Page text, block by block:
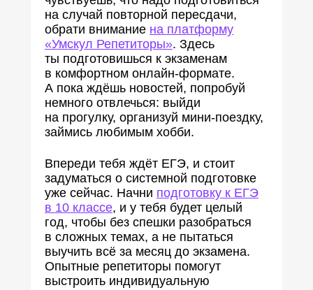
на случай повторной пересдачи,
обрати внимание на платформу
«Умскул Репетиторы». Здесь
ты подготовишься к экзаменам
в комфортном онлайн-формате.
А пока ждёшь новостей, попробуй
немного отвлечься: выйди
на прогулку, организуй мини-поездку,
займись любимым хобби.
Впереди тебя ждёт ЕГЭ, и стоит
задуматься о системной подготовке
уже сейчас. Начни подготовку к ЕГЭ
в 10 классе, и у тебя будет целый
год, чтобы без спешки разобраться
в сложных темах, а не пытаться
выучить всё за месяц до экзамена.
Опытные репетиторы помогут
выстроить индивидуальную